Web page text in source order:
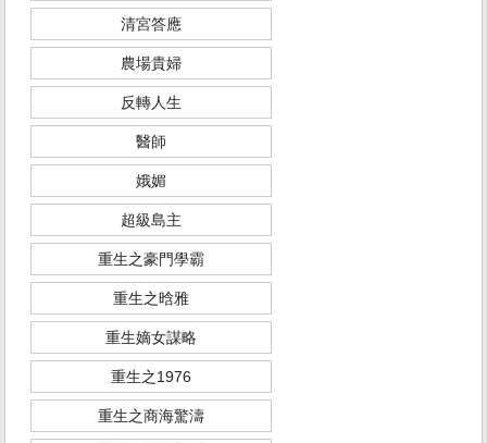
清宮答應
農場貴婦
反轉人生
醫師
娥媚
超級島主
重生之豪門學霸
重生之晗雅
重生嫡女謀略
重生之1976
重生之商海驚濤